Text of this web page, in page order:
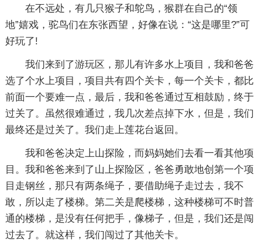
在不远处，有几只猴子和鸵鸟，猴群在自己的“领
地”嬉戏，驼鸟们在东张西望，好像在说：“这是哪里?”可
好玩了!
我们来到了游玩区，那儿有许多水上项目，我和爸爸
选了个水上项目，项目共有四个关卡，每一个关卡，都比
前面一个要难一点，最后，我和爸爸通过互相鼓励，终于
过关了。虽然很难通过，我几次差点掉下水，但是，我们
最终还是过关了。我们走上莲花台返回。
我和爸爸决定上山探险，而妈妈她们去看一看其他项
目。我和爸爸来到了山上探险区，爸爸勇敢地创第一个项
目走钢丝，那只有两条绳子，要借助绳子走过去，我不
敢，所以走了楼梯。第二关是爬楼梯，这种楼梯可不时普
通的楼梯，是没有任何把手，像梯子，但是，我们还是闯
过去了。就这样，我们闯过了其他关卡。